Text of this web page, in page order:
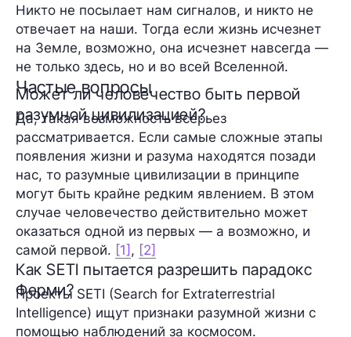
Никто не посылает нам сигналов, и никто не
отвечает на наши. Тогда если жизнь исчезнет
на Земле, возможно, она исчезнет навсегда —
не только здесь, но и во всей Вселенной.
Частые вопросы
Может ли человечество быть первой
разумной цивилизацией?
Да, такая возможность всерьез
рассматривается. Если самые сложные этапы
появления жизни и разума находятся позади
нас, то разумные цивилизации в принципе
могут быть крайне редким явлением. В этом
случае человечество действительно может
оказаться одной из первых — а возможно, и
самой первой. [1] , [2]
Как SETI пытается разрешить парадокс
Ферми?
Проекты SETI (Search for Extraterrestrial
Intelligence) ищут признаки разумной жизни с
помощью наблюдений за космосом.